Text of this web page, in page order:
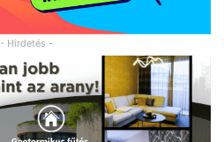
- Hirdetés -